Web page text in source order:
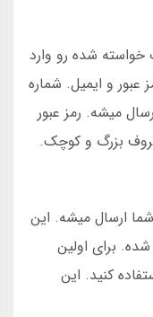
خواسته شده رو وارد
عبور و ایمیل. شماره
میشه. رمز عبور
شما ارسال میشه. این
برای اولین
20 درصدی استفاده کنید. این